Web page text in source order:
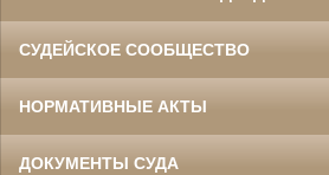
СУДЕЙСКОЕ СООБЩЕСТВО
НОРМАТИВНЫЕ АКТЫ
ДОКУМЕНТЫ СУДА